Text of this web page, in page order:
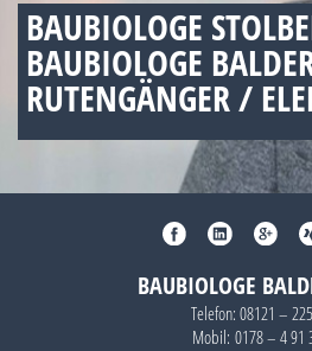
BAUBIOLOGE
BAUBIOLOGE
RUTENGÄNGER /
BAUBIOLOGE
Telefon: 08121 –
Mobil: 0178 – 4 91